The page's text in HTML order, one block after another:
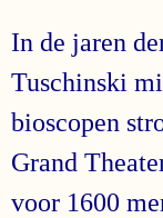
In de jaren
Tuschinski
bioscopen
Grand
voor 1600